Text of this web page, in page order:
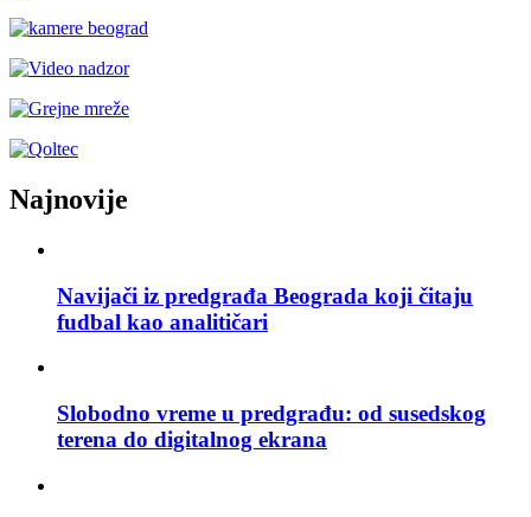
Najnovije
Navijači iz predgrađa Beograda koji čitaju
fudbal kao analitičari
Slobodno vreme u predgrađu: od susedskog
terena do digitalnog ekrana